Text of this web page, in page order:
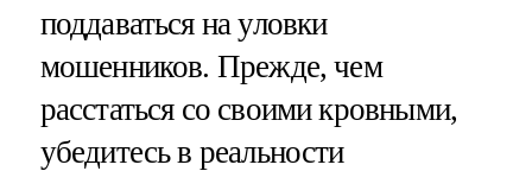
поддаваться на уловки
мошенников. Прежде, чем
расстаться со своими кровными,
убедитесь в реальности